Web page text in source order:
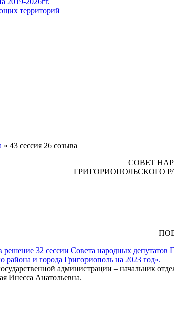
территорий
» 43 сессия 26 созыва
СОВЕТ
ГРИГОРИОПОЛЬСКОГО
32 сессии Совета народных
района и города Григориополь на 2023 год».
администрации – начальник
Инесса Анатольевна.